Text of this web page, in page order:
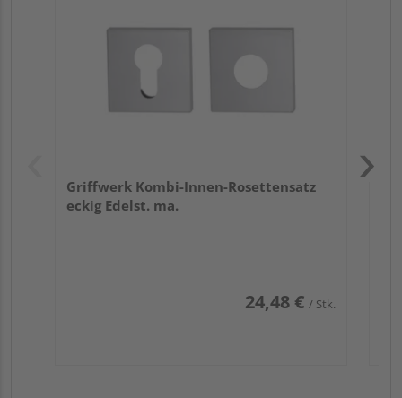
Griffwerk Kombi-Innen-Rosettensatz
eckig Edelst. ma.
24,48 € / Stk.